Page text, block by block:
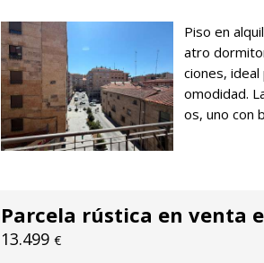
Piso en
atro
ciones,
omodidad.
os, uno con
Parcela rústica en venta
13.499 €